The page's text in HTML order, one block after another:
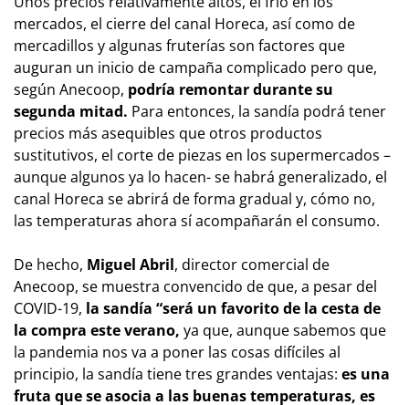
mercados, el cierre del canal Horeca, así como de
mercadillos y algunas fruterías son factores que
auguran un inicio de campaña complicado pero que,
según Anecoop, podría remontar durante su
segunda mitad. Para entonces, la sandía podrá tener
precios más asequibles que otros productos
sustitutivos, el corte de piezas en los supermercados –
aunque algunos ya lo hacen- se habrá generalizado, el
canal Horeca se abrirá de forma gradual y, cómo no,
las temperaturas ahora sí acompañarán el consumo.
De hecho, Miguel Abril, director comercial de
Anecoop, se muestra convencido de que, a pesar del
COVID-19, la sandía “será un favorito de la cesta de
la compra este verano, ya que, aunque sabemos que
la pandemia nos va a poner las cosas difíciles al
principio, la sandía tiene tres grandes ventajas: es una
fruta que se asocia a las buenas temperaturas, es